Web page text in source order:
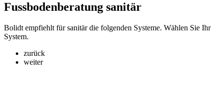
Fussbodenberatung sanitär
Bolidt empfiehlt für sanitär die folgenden Systeme. Wählen Sie Ihr
System.
zurück
weiter